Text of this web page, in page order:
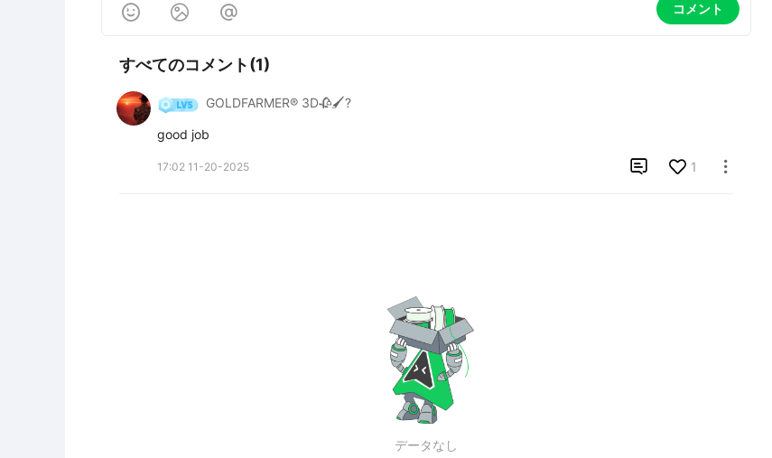
   コメント
すべてのコメント(1)
GOLDFARMER® 3D🥀🖌️?
good job
17:02 11-20-2025  1 
データなし